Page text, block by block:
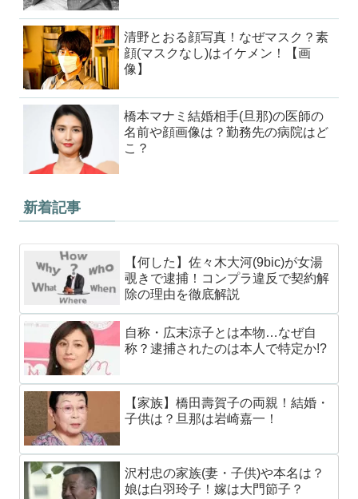
清野とおる顔写真！なぜマスク？素
顔(マスクなし)はイケメン！【画
像】
橋本マナミ結婚相手(旦那)の医師の
名前や顔画像は？勤務先の病院はど
こ？
新着記事
【何した】佐々木大河(9bic)が女湯
覗きで逮捕！コンプラ違反で契約解
除の理由を徹底解説
自称・広末涼子とは本物…なぜ自
称？逮捕されたのは本人で特定か!?
【家族】橋田壽賀子の両親！結婚・
子供は？旦那は岩崎嘉一！
沢村忠の家族(妻・子供)や本名は？
娘は白羽玲子！嫁は大門節子？